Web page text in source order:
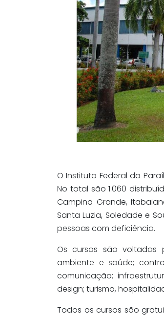
O Instituto Federal da
No total são 1.060
Campina Grande,
Santa Luzia, Soledade e
pessoas com deficiência.
Os cursos são voltadas
ambiente e saúde;
comunicação;
design; turismo,
Todos os cursos são